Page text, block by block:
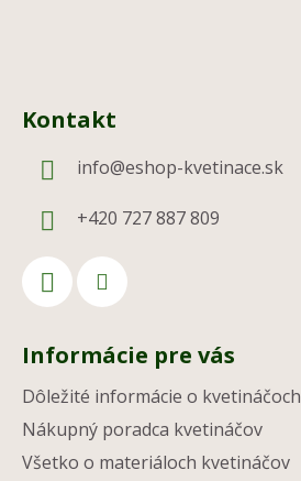
Kontakt
info@eshop-kvetinace.sk
+420 727 887 809
Informácie pre vás
Dôležité informácie o kvetináčoch
Nákupný poradca kvetináčov
Všetko o materiáloch kvetináčov